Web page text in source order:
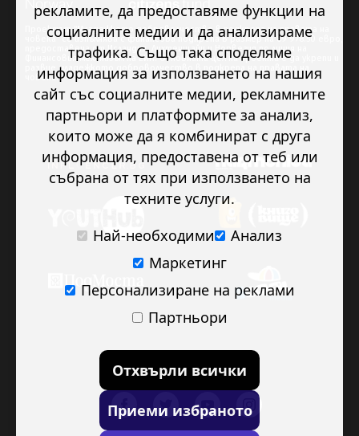
Проектът “Младежкото доброволчество в подкрепа на правата на
човека” се изпълнява с финансова подкрепа в размер на 89 978.50 евро,
предоставена от Исландия, Лихтенщайн и Норвегия по линия на
Финансовия механизъм на ЕИП. Основната цел на проекта е да укрепи и
развие младежкото доброволчество в подкрепа на правата на
човека.
рекламите, да предоставяме функции на
социалните медии и да анализираме
трафика. Също така споделяме
информация за използването на нашия
сайт със социалните медии, рекламните
партньори и платформите за анализ,
които може да я комбинират с друга
информация, предоставена от теб или
събрана от тях при използването на
техните услуги.
Най-необходими
Анализ
Маркетинг
Персонализиране на реклами
Партньори
Отхвърли всички
Приеми избраното